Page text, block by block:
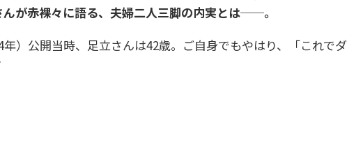
が赤裸々に語る、夫婦二人三脚の内実とは──。
）公開当時、足立さんは42歳。ご自身でもやはり、「これでダ